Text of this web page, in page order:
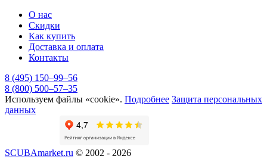
О нас
Скидки
Как купить
Доставка и оплата
Контакты
8 (495) 150–99–56
8 (800) 500–57–35
Используем файлы «cookie». Подробнее Защита персональных
данных
SCUBAmarket.ru © 2002 - 2026